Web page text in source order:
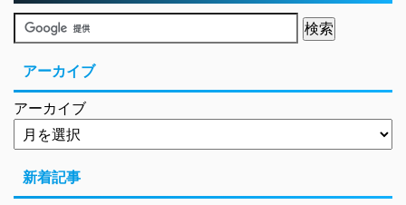
アーカイブ
アーカイブ
新着記事